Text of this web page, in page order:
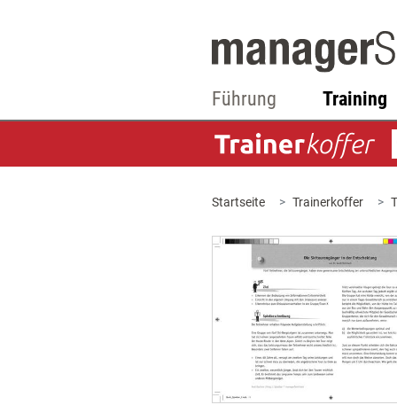
Führung Training
Startseite Trainerkoffer